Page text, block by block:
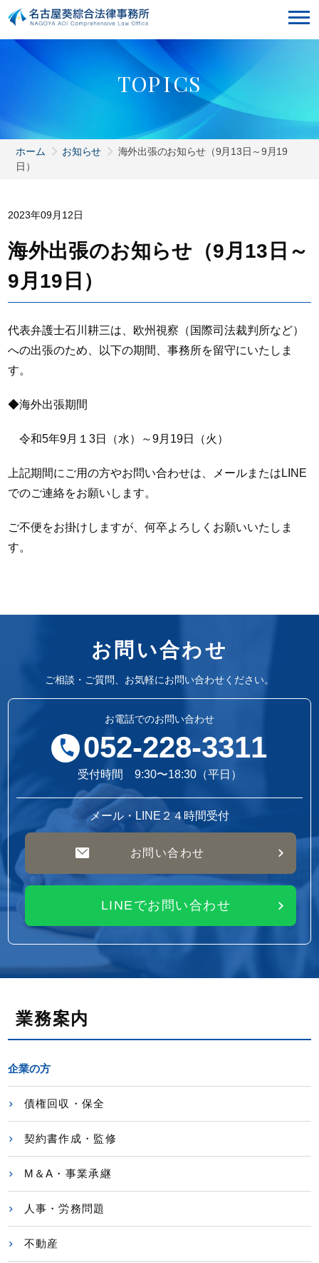
TOPICS
ホーム お知らせ
海外出張のお知らせ（9月13日～9月19
日）
2023年09月12日
海外出張のお知らせ（9月13日～
9月19日）
代表弁護士石川耕三は、欧州視察（国際司法裁判所など）
への出張のため、以下の期間、事務所を留守にいたしま
す。
◆海外出張期間
令和5年9月１3日（水）～9月19日（火）
上記期間にご用の方やお問い合わせは、メールまたはLINE
でのご連絡をお願いします。
ご不便をお掛けしますが、何卒よろしくお願いいたしま
す。
お問い合わせ
ご相談・ご質問、お気軽にお問い合わせください。
お電話でのお問い合わせ
052-228-3311
受付時間 9:30〜18:30（平日）
メール・LINE２４時間受付
お問い合わせ
LINEでお問い合わせ
業務案内
企業の方
債権回収・保全
契約書作成・監修
M＆A・事業承継
人事・労務問題
不動産